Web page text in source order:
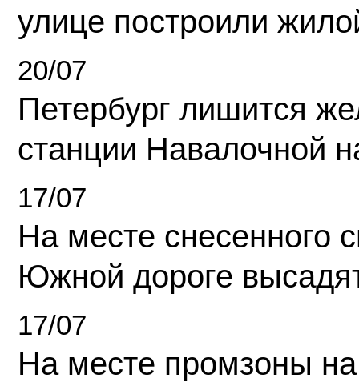
улице построили
20/07
Петербург лишится
станции Навалочной
17/07
На месте снесенного
Южной дороге
17/07
На месте промзоны